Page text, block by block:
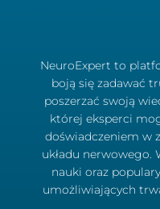
NeuroExpert to
boją się zadawać
poszerzać swoją
której eksperci
doświadczeniem w
układu nerwowego.
nauki oraz
umożliwiających